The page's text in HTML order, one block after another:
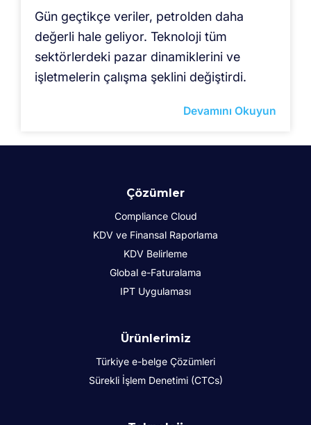
Gün geçtikçe veriler, petrolden daha
değerli hale geliyor. Teknoloji tüm
sektörlerdeki pazar dinamiklerini ve
işletmelerin çalışma şeklini değiştirdi.
Devamını Okuyun
Çözümler
Compliance Cloud
KDV ve Finansal Raporlama
KDV Belirleme
Global e-Faturalama
IPT Uygulaması
Ürünlerimiz
Türkiye e-belge Çözümleri
Sürekli İşlem Denetimi (CTCs)